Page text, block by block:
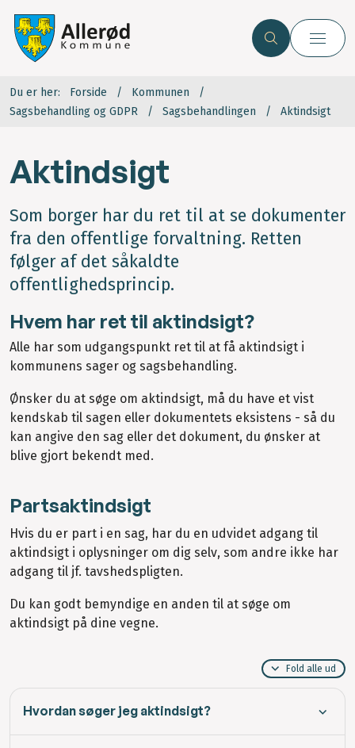
Du er her: Forside
Kommunen
Sagsbehandling og GDPR
Sagsbehandlingen Aktindsigt
Aktindsigt
Som borger har du ret til at se dokumenter
fra den offentlige forvaltning. Retten
følger af det såkaldte
offentlighedsprincip.
Hvem har ret til aktindsigt?
Alle har som udgangspunkt ret til at få aktindsigt i
kommunens sager og sagsbehandling.
Ønsker du at søge om aktindsigt, må du have et vist
kendskab til sagen eller dokumentets eksistens - så du
kan angive den sag eller det dokument, du ønsker at
blive gjort bekendt med.
Partsaktindsigt
Hvis du er part i en sag, har du en udvidet adgang til
aktindsigt i oplysninger om dig selv, som andre ikke har
adgang til jf. tavshedspligten.
Du kan godt bemyndige en anden til at søge om
aktindsigt på dine vegne.
Fold alle ud
Hvordan søger jeg aktindsigt?